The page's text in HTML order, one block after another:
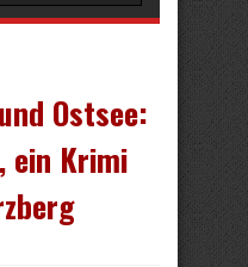
Ostsee:
ein Krimi